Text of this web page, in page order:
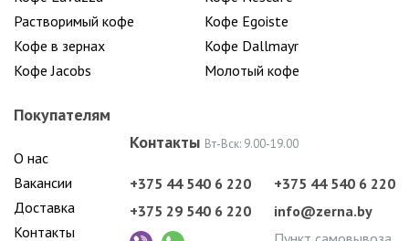
Растворимый кофе
Кофе Egoiste
Кофе в зернах
Кофе Dallmayr
Кофе Jacobs
Молотый кофе
Покупателям
О нас
Вакансии
Доставка
Контакты
Контакты Вт-Вск: 9.00-19.00
+375 44 540 6 220
+375 29 540 6 220
+375 44 540 6 220
info@zerna.by